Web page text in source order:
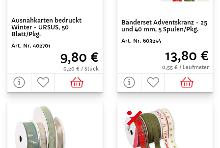
Ausnähkarten bedruckt
Winter - URSUS, 50
Blatt/Pkg.
Art. Nr. 402701
9,80 €
0,20 € / Stück
Bänderset Adventskranz - 25
und 40 mm, 5 Spulen/Pkg.
Art. Nr. 603254
13,80 €
0,55 € / Laufmeter